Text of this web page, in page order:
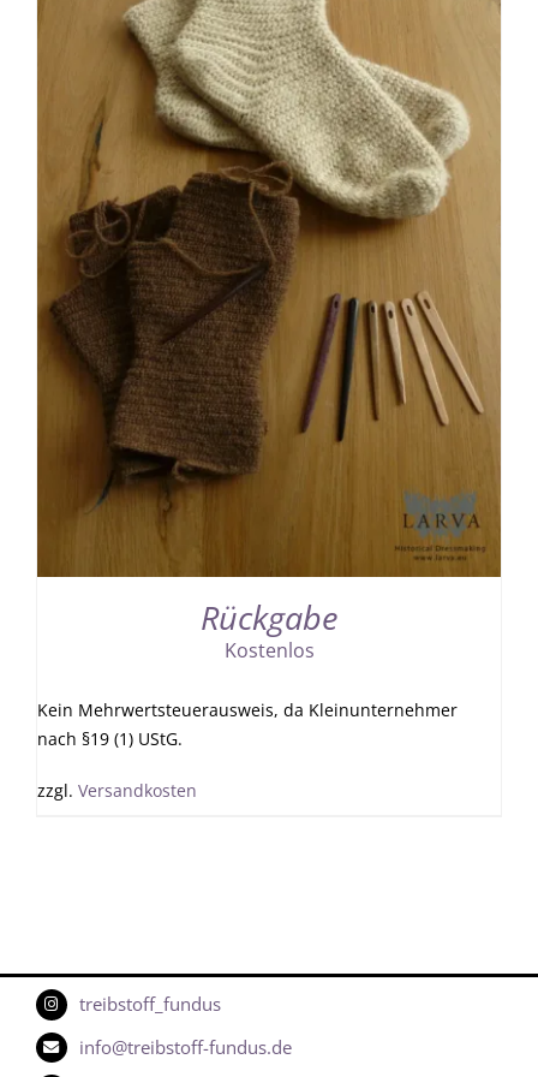
Rückgabe
Kostenlos
Kein Mehrwertsteuerausweis, da Kleinunternehmer
nach §19 (1) UStG.
zzgl. Versandkosten
treibstoff_fundus
info@treibstoff-fundus.de